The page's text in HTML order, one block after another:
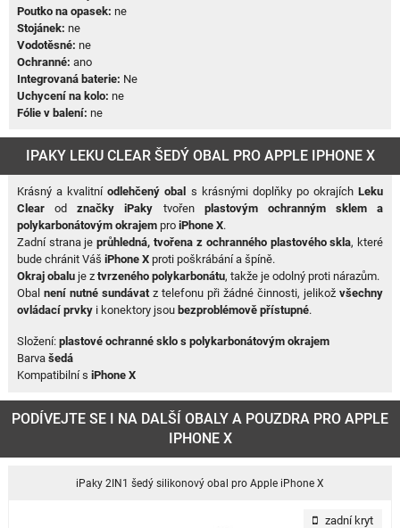
Poutko na opasek: ne
Stojánek: ne
Vodotěsné: ne
Ochranné: ano
Integrovaná baterie: Ne
Uchycení na kolo: ne
Fólie v balení: ne
IPAKY LEKU CLEAR ŠEDÝ OBAL PRO APPLE IPHONE X
Krásný a kvalitníodlehčený obal s krásnými doplňky po okrajíchLeku
Clearodznačky iPaky tvořen plastovým ochranným sklem a
polykarbonátovým okrajempro iPhone X.
Zadní strana jeprůhledná, tvořena z ochranného plastového skla, které
bude chránit Váš iPhone Xproti poškrábání a špíně.
Okraj obaluje z tvrzeného polykarbonátu, takže je odolný proti nárazům.
Obal není nutné sundávatz telefonu při žádné činnosti, jelikožvšechny
ovládací prvkyi konektory jsou bezproblémově přístupné.
Složení:plastové ochranné sklo s polykarbonátovým okrajem
Barva šedá
Kompatibilní s iPhone X
PODÍVEJTE SE I NA DALŠÍ OBALY A POUZDRA PRO APPLE
IPHONE X
iPaky 2IN1 šedý silikonový obal pro Apple iPhone X
zadní kryt